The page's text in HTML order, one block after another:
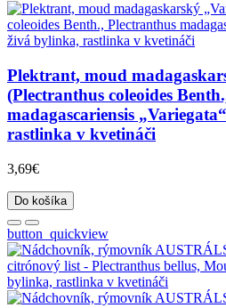
Plektrant, moud
(Plectranthus coleoides
madagascariensis
rastlinka v kvetináči
3,69€
Do košíka
button_quickview